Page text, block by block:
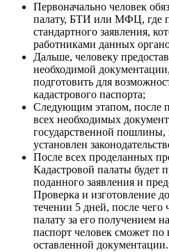
Первоначально человек
палату, БТИ или МФЦ, где
стандартного заявления,
работниками данных
Дальше, человеку
необходимой
подготовить для
кадастрового паспорта;
Следующим этапом, после
всех необходимых
государственной пошлины,
установлен
После всех проделанных
Кадастровой палаты будет
поданного заявления и
Проверка и изготовление
течении 5 дней, после чего
палату за его получением
паспорт человек сможет
оставленной документации.